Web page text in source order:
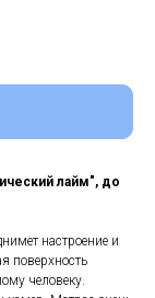
лайм", до
настроение и
поверхность
человеку.